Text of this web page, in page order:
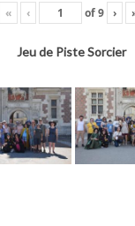
« ‹ of9 ›
Jeu de Piste Sorcier